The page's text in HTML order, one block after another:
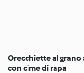
Orecchiette al grano
con cime di rapa